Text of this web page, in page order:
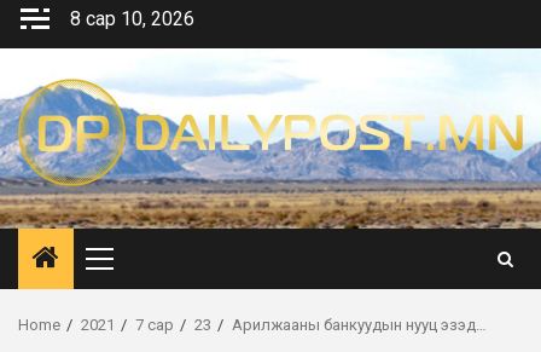
Skip
8 сар 10, 2026
Primary
Menu
Home 2021 7 сар 23 Арилжааны банкуудын нууц эзэд…